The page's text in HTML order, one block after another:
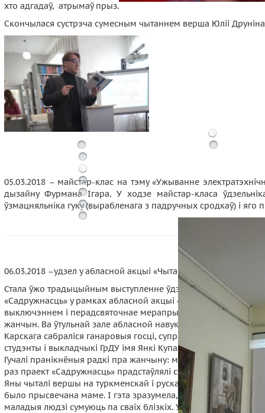
хто адгадаў, атрымаў прыз.
Скончылася сустрэча сумесным чытаннем верша Юліі
06.03.2018 –удзел у абласной акцыі «Чытаем разам»
Стала ўжо традыцыйным выступленне ўдзельнікаў праекта
«Садружнасць» у рамках абласной акцыі «Чытаем разам». Не
выключэннем і перадсвяточнае мерапрыемства,
жанчын. Ва ўтульнай зале абласной навуковай бібліятэкі імя
Карскага сабраліся ганаровыя госці, супрацоўнікі бібліятэкі,
студэнты і выкладчыкі ГрДУ імя Янкі Купалы, школьнікі і
Гучалі пранікнёныя радкі пра жанчыну: маці, жонку, бабулю.
раз праект «Садружнасць» прадстаўлялі студэнты з
Яны чыталі вершы на туркменскай і рускай мовах. Большасць
было прысвечана маме. І гэта зразумела, бо далёка ад дома
маладыя людзі сумуюць па сваіх блізкіх. У выкананні
05.03.2018 – майстар-клас на тэму «Ужыванне
дызайну Фурмана Ігара. У ходзе майстар-класа
ўзмацняльніка гуку (вырабленага з падручных сродкаў) і яго